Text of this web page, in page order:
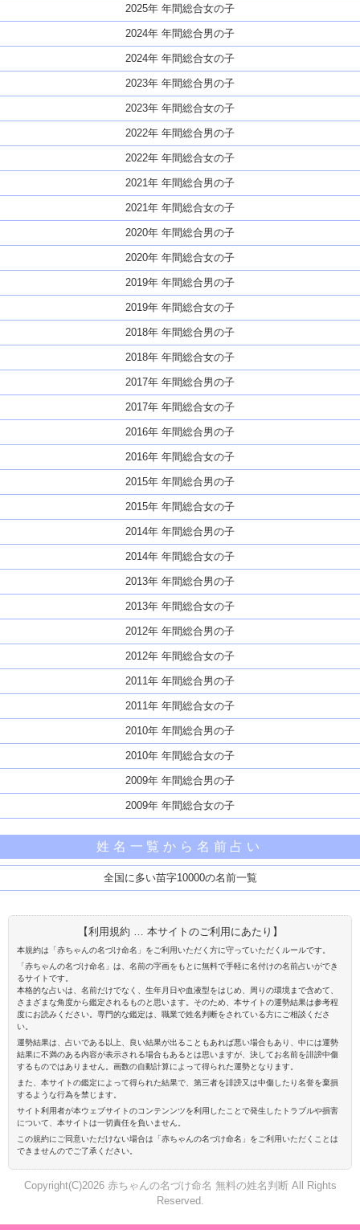
2025年 年間総合女の子
2024年 年間総合男の子
2024年 年間総合女の子
2023年 年間総合男の子
2023年 年間総合女の子
2022年 年間総合男の子
2022年 年間総合女の子
2021年 年間総合男の子
2021年 年間総合女の子
2020年 年間総合男の子
2020年 年間総合女の子
2019年 年間総合男の子
2019年 年間総合女の子
2018年 年間総合男の子
2018年 年間総合女の子
2017年 年間総合男の子
2017年 年間総合女の子
2016年 年間総合男の子
2016年 年間総合女の子
2015年 年間総合男の子
2015年 年間総合女の子
2014年 年間総合男の子
2014年 年間総合女の子
2013年 年間総合男の子
2013年 年間総合女の子
2012年 年間総合男の子
2012年 年間総合女の子
2011年 年間総合男の子
2011年 年間総合女の子
2010年 年間総合男の子
2010年 年間総合女の子
2009年 年間総合男の子
2009年 年間総合女の子
姓名一覧から名前占い
全国に多い苗字10000の名前一覧
【利用規約 … 本サイトのご利用にあたり】
本規約は「赤ちゃんの名づけ命名」をご利用いただく方に守っていただくルールです。
「赤ちゃんの名づけ命名」は、名前の字画をもとに無料で手軽に名付けの名前占いができ
るサイトです。
本格的な占いは、名前だけでなく、生年月日や血液型をはじめ、周りの環境まで含めて、
さまざまな角度から鑑定されるものと思います。そのため、本サイトの運勢結果は参考程
度にお読みください。専門的な鑑定は、職業で姓名判断をされている方にご相談くださ
い。
運勢結果は、占いである以上、良い結果が出ることもあれば悪い場合もあり、中には運勢
結果に不満のある内容が表示される場合もあるとは思いますが、決してお名前を誹謗中傷
するものではありません。画数の自動計算によって得られた運勢となります。
また、本サイトの鑑定によって得られた結果で、第三者を誹謗又は中傷したり名誉を棄損
するような行為を禁じます。
サイト利用者が本ウェブサイトのコンテンンツを利用したことで発生したトラブルや損害
について、本サイトは一切責任を負いません。
この規約にご同意いただけない場合は「赤ちゃんの名づけ命名」をご利用いただくことは
できませんのでご了承ください。
Copyright(C)2026 赤ちゃんの名づけ命名 無料の姓名判断 All Rights
Reserved.